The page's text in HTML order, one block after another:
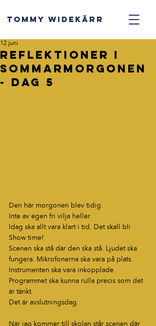
TOMMY WIDEKÄRR
Reflektioner i
sommarmorgonen
- dag 5
12 juni
Den här morgonen blev tidig.
Inte av egen fri vilja heller.
Idag ska allt vara klart i tid. Det skall bli
Show time!
Scenen ska stå där den ska stå. Ljudet ska
fungera. Mikrofonerna ska vara på plats.
Instrumenten ska vara inkopplade.
Programmet ska kunna rulla precis som det
är tänkt.
Det är avslutningsdag.
När jag kommer till skolan står scenen där